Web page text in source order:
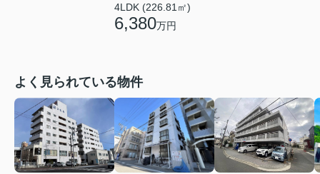
4LDK (226.81㎡)
6,380万円
よく見られている物件